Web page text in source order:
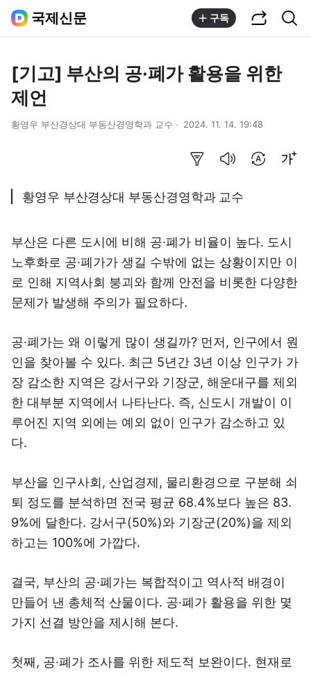
국제신문 구독
[기고] 부산의 공·폐가 활용을 위한
제언
황영우 부산경상대 부동산경영학과 교수 2024. 11. 14. 19:48
황영우 부산경상대 부동산경영학과 교수
부산은 다른 도시에 비해 공·폐가 비율이 높다. 도시
노후화로 공·폐가가 생길 수밖에 없는 상황이지만 이
로 인해 지역사회 붕괴와 함께 안전을 비롯한 다양한
문제가 발생해 주의가 필요하다.
공·폐가는 왜 이렇게 많이 생길까? 먼저, 인구에서 원
인을 찾아볼 수 있다. 최근 5년간 3년 이상 인구가 가
장 감소한 지역은 강서구와 기장군, 해운대구를 제외
한 대부분 지역에서 나타난다. 즉, 신도시 개발이 이
루어진 지역 외에는 예외 없이 인구가 감소하고 있
다.
부산을 인구사회, 산업경제, 물리환경으로 구분해 쇠
퇴 정도를 분석하면 전국 평균 68.4%보다 높은 83.
9%에 달한다. 강서구(50%)와 기장군(20%)을 제외
하고는 100%에 가깝다.
결국, 부산의 공·폐가는 복합적이고 역사적 배경이
만들어 낸 총체적 산물이다. 공·폐가 활용을 위한 몇
가지 선결 방안을 제시해 본다.
첫째, 공·폐가 조사를 위한 제도적 보완이다. 현재로